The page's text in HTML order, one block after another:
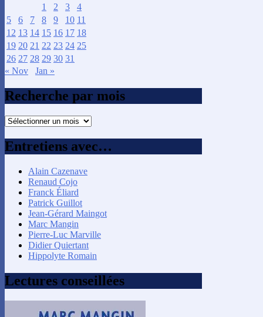
1 2 3
4
5
6 7 8 9 10 11
12 13 14 15 16 17 18
19 20 21 22 23 24 25
26 27 28 29 30 31
« Nov
Jan »
Recherche par mois
Recherche
mois
Entretiens avec…
Alain Cazenave
Renaud Cojo
Franck Éliard
Patrick Guillot
Jean-Gérard Maingot
Marc Mangin
Pierre-Luc Marville
Didier Quiertant
Hippolyte Romain
Lectures conseillées